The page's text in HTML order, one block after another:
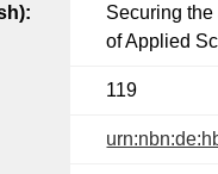
Securing
of Applied
119